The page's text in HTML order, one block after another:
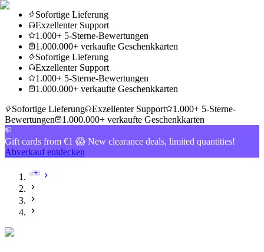
Sofortige Lieferung
Exzellenter Support
1.000+ 5-Sterne-Bewertungen
1.000.000+ verkaufte Geschenkkarten
Sofortige Lieferung
Exzellenter Support
1.000+ 5-Sterne-Bewertungen
1.000.000+ verkaufte Geschenkkarten
Sofortige Lieferung
Exzellenter Support
1.000+ 5-Sterne-
Bewertungen
1.000.000+ verkaufte Geschenkkarten
Gift cards from €1 😱 New clearance deals, limited quantities!
Abverkauf entdecken